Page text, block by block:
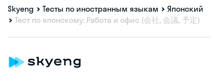
Skyeng Тесты по иностранным языкам
Японский
Тест по японскому: Работа и офис (会社, 会議, 予定)